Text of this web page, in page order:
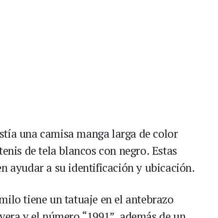
una camisa manga larga de color
de tela blancos con negro. Estas
ayudar a su identificación y ubicación.
tiene un tatuaje en el antebrazo